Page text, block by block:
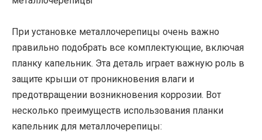
При установке металлочерепицы очень важно
правильно подобрать все комплектующие, включая
планку капельник. Эта деталь играет важную роль в
защите крыши от проникновения влаги и
предотвращении возникновения коррозии. Вот
несколько преимуществ использования планки
капельник для металлочерепицы: